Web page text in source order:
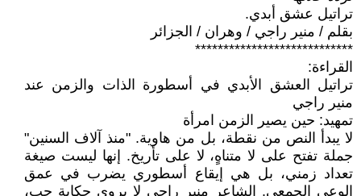
تراتيل عشق أبدي.
بقلم / منير راجي / وهران / الجزائر
****************************
القراءة:
تراتيل العشق الأبدي في أسطورة الذات والزمن عند
منير راجي
تمهيد: حين يصير الزمن امرأة
لا يبدأ النص من نقطة، بل من هاوية. "منذ آلاف السنين"
جملة تفتح على لا متناهٍ، لا على تأريخ. إنها ليست صيغة
تعداد زمني، بل هي إيقاع أسطوري يضرب في عمق
الوعي الجمعي. الشاعر منير راجي لا يروي حكاية حب،